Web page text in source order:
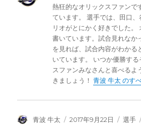
熱狂的なオリックスファンで
ています。 選手では、田口
リオがとにかく好きでした。
書いています。試合見れなか
を見れば、試合内容がわかる
いています。 いつか優勝す
スファンみなさんと喜べるよ
きましょう！青波 牛太 のす
投
青波 牛太
投
2017年9月22日
カ
選手